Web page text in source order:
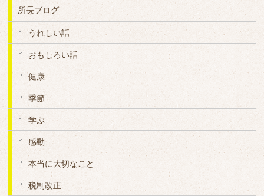
所長ブログ
うれしい話
おもしろい話
健康
季節
学ぶ
感動
本当に大切なこと
税制改正